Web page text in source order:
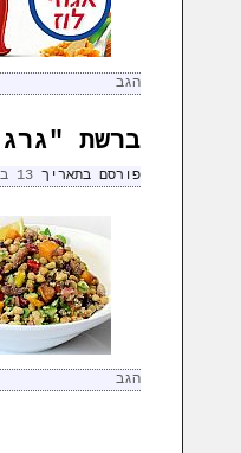
הגב
ברשת
פורסם בתאריך 13 ביולי 2013
הגב